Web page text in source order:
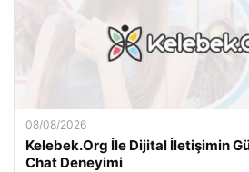
08/08/2026
Kelebek.Org İle Dijital İletişimin
Chat Deneyimi